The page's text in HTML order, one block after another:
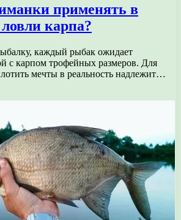
применять в
карпа?
каждый рыбак ожидает
с карпом трофейных размеров. Для
мечты в реальность надлежит…